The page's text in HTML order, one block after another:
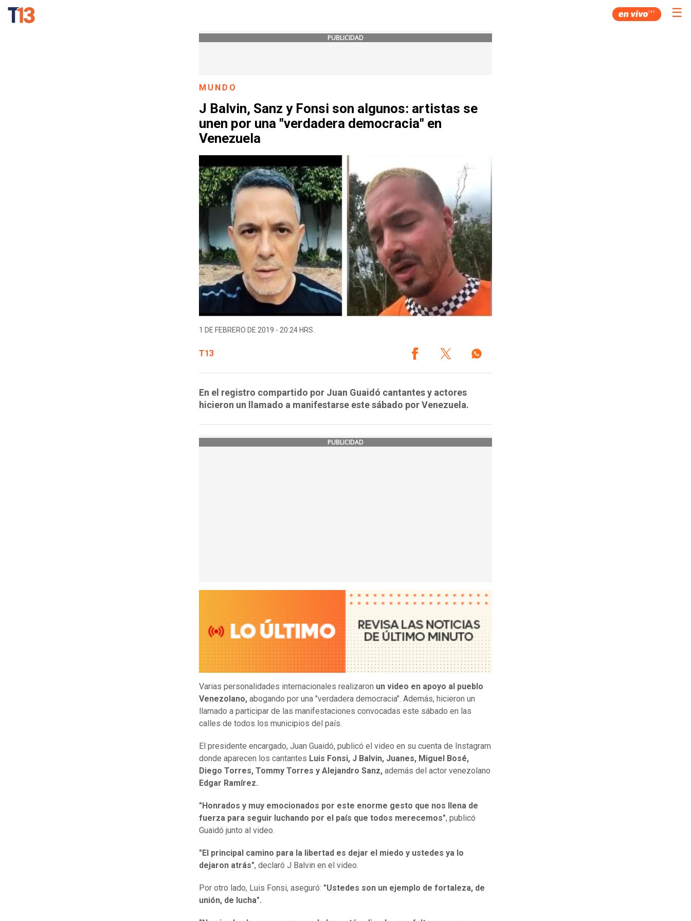
☰
PUBLICIDAD
MUNDO
J Balvin, Sanz y Fonsi son algunos: artistas se
unen por una "verdadera democracia" en
Venezuela
1 DE FEBRERO DE 2019 - 20:24 HRS.
T13
En el registro compartido por Juan Guaidó cantantes y actores
hicieron un llamado a manifestarse este sábado por Venezuela.
PUBLICIDAD
Varias personalidades internacionales realizaron un video en apoyo al pueblo
Venezolano, abogando por una "verdadera democracia". Además, hicieron un
llamado a participar de las manifestaciones convocadas este sábado en las
calles de todos los municipios del país.
El presidente encargado, Juan Guaidó, publicó el video en su cuenta de Instagram
donde aparecen los cantantes Luis Fonsi, J Balvin, Juanes, Miguel Bosé,
Diego Torres, Tommy Torres y Alejandro Sanz, además del actor venezolano
Edgar Ramírez.
"Honrados y muy emocionados por este enorme gesto que nos llena de
fuerza para seguir luchando por el país que todos merecemos", publicó
Guaidó junto al video.
"El principal camino para la libertad es dejar el miedo y ustedes ya lo
dejaron atrás", declaró J Balvin en el video.
Por otro lado, Luis Fonsi, aseguró: "Ustedes son un ejemplo de fortaleza, de
unión, de lucha".